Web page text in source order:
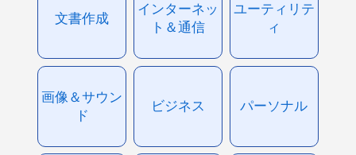
文書作成
インターネッ
ト＆通信
ユーティリテ
ィ
画像＆サウン
ド
ビジネス パーソナル